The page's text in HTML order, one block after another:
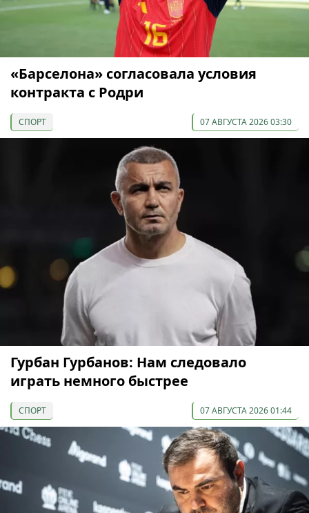
«Барселона» согласовала условия
контракта с Родри
СПОРТ 07 АВГУСТА 2026 03:30
Гурбан Гурбанов: Нам следовало
играть немного быстрее
СПОРТ 07 АВГУСТА 2026 01:44